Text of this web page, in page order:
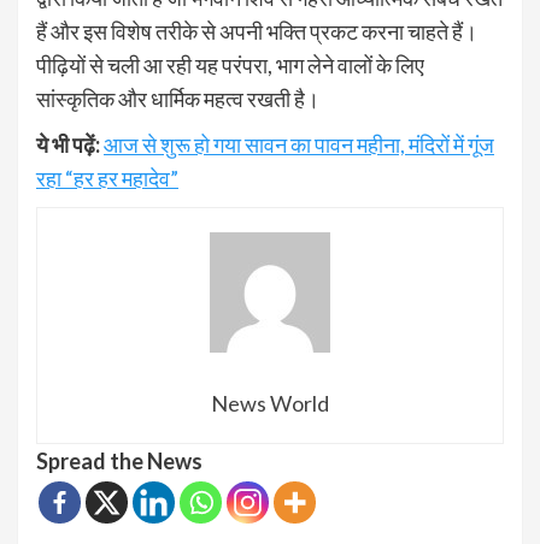
हैं और इस विशेष तरीके से अपनी भक्ति प्रकट करना चाहते हैं।
पीढ़ियों से चली आ रही यह परंपरा, भाग लेने वालों के लिए
सांस्कृतिक और धार्मिक महत्व रखती है।
ये भी पढ़ें:आज से शुरू हो गया सावन का पावन महीना, मंदिरों में गूंज
रहा “हर हर महादेव”
News World
Spread the News